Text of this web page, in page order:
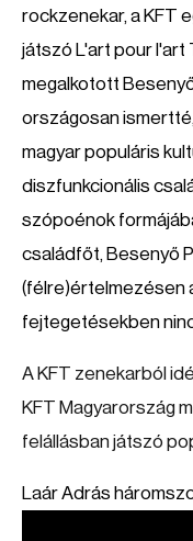
rockzenekar, a KFT
játszó L'art pour l'art
megalkotott
országosan
magyar populáris
diszfunkcionális
szópoénok
családfőt, Besenyő
(félre)értelmezésen
fejtegetésekben
A KFT zenekarból
KFT Magyarország
felállásban játszó
Laár Adrás